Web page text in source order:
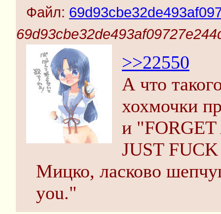
Файл:
>>22550
А что
хохмочки
и
JUST
Мицко, ласково
you."